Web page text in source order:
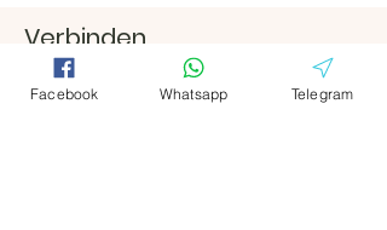
Hacoo Store
https://c.hacoo.pl/2eg7RJ
Verbinden
Facebook
Facebook
Telegramm
Facebook Whatsapp Telegram